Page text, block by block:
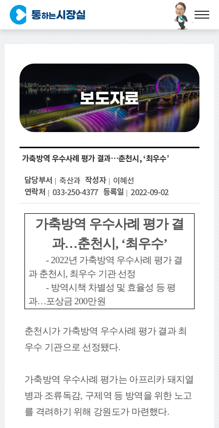
보도자료
가축방역 우수사례 평가 결과…춘천시, ‘최우수’
담당부서 축산과 작성자 이혜선
연락처 033-250-4377 등록일 2022-09-02
가축방역 우수사례 평가 결
과…춘천시 , ‘최우수’
- 2022년 가축방역 우수사례 평가 결
과 춘천시 , 최우수 기관 선정
- 방역시책 차별성 및 효율성 등 평
과…포상금 200만원
춘천시가 가축방역 우수사례 평가 결과 최
우수 기관으로 선정됐다.
가축방역 우수사례 평가는 아프리카 돼지열
병과 조류독감, 구제역 등 방역을 위한 노고
를 격려하기 위해 강원도가 마련했다.